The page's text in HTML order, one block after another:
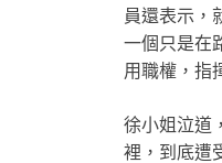
員還表示，
一個只是在
用職權，指
徐小姐泣道
裡，到底遭